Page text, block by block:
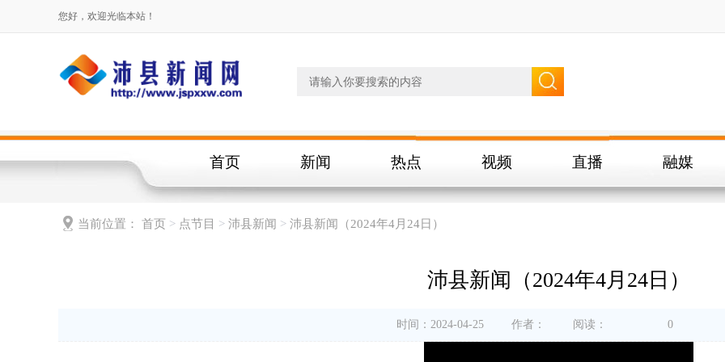
您好，欢迎光临本站！
首页 新闻 热点 视频 直播 融媒
当前位置： 首页 > 点节目 > 沛县新闻 > 沛县新闻（2024年4月24日）
沛县新闻（2024年4月24日）
时间：2024-04-25 作者： 阅读： 0